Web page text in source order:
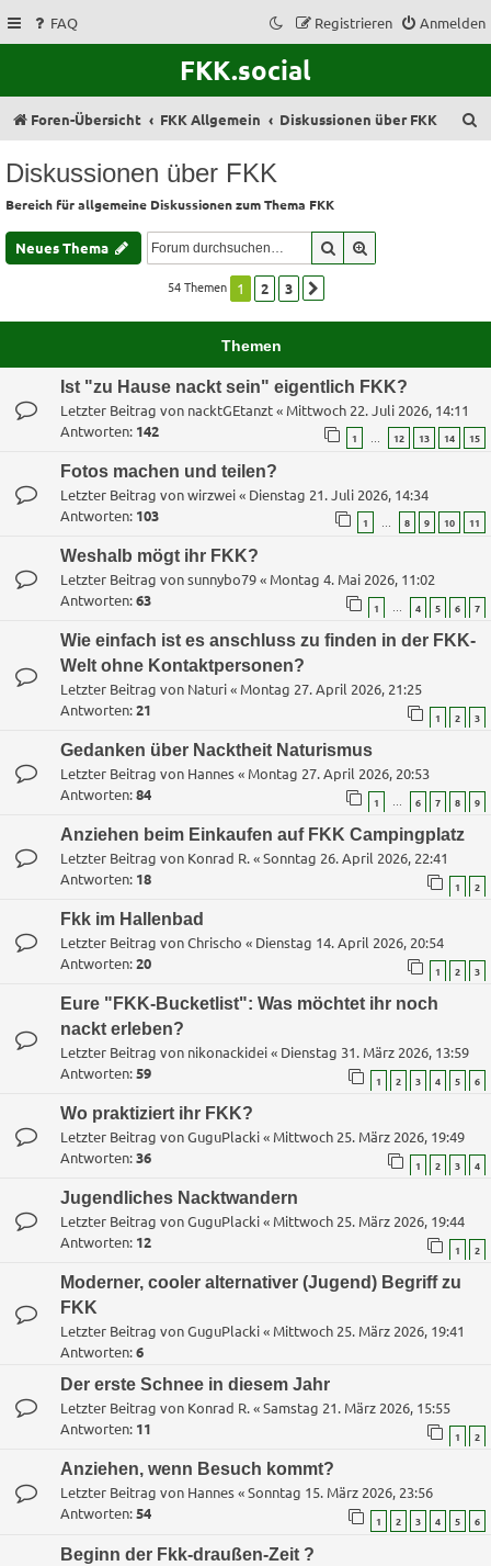
FAQ Anmelden
Registrieren
FKK.social
Foren-Übersicht FKK Allgemein Diskussionen über FKK
Diskussionen über FKK
Bereich für allgemeine Diskussionen zum Thema FKK
Neues Thema Suche
54 Themen 1 2 3
Themen
Ist "zu Hause nackt sein" eigentlich FKK?
Letzter Beitrag von nacktGEtanzt« Mittwoch 22. Juli 2026, 14:11
Antworten: 142 1 … 12 13 14 15
Fotos machen und teilen?
Letzter Beitrag vonwirzwei« Dienstag 21. Juli 2026, 14:34
Antworten: 103 1 … 8 9 10 11
Weshalb mögt ihr FKK?
Letzter Beitrag vonsunnybo79« Montag 4. Mai 2026, 11:02
Antworten:63 1 … 4 5 6 7
Wie einfach ist es anschluss zu finden in der FKK-
Welt ohne Kontaktpersonen?
Letzter Beitrag von Naturi« Montag 27. April 2026, 21:25
Antworten:21 1 2 3
Gedanken über Nacktheit Naturismus
Letzter Beitrag von Hannes« Montag 27. April 2026, 20:53
Antworten:84 1 … 6 7 8 9
Anziehen beim Einkaufen auf FKK Campingplatz
Letzter Beitrag von Konrad R.«Sonntag 26. April 2026, 22:41
Antworten: 18 1 2
Fkk im Hallenbad
Letzter Beitrag vonChrischo « Dienstag 14. April 2026, 20:54
Antworten:20 1 2 3
Eure "FKK-Bucketlist": Was möchtet ihr noch
nackt erleben?
Letzter Beitrag von nikonackidei« Dienstag 31. März 2026, 13:59
Antworten:59 1 2 3 4 5 6
Wo praktiziert ihr FKK?
Letzter Beitrag vonGuguPlacki« Mittwoch 25. März 2026, 19:49
Antworten:36 1 2 3 4
Jugendliches Nacktwandern
Letzter Beitrag vonGuguPlacki« Mittwoch 25. März 2026, 19:44
Antworten: 12 1 2
Moderner, cooler alternativer (Jugend) Begriff zu
FKK
Letzter Beitrag vonGuguPlacki« Mittwoch 25. März 2026, 19:41
Antworten:6
Der erste Schnee in diesem Jahr
Letzter Beitrag von Konrad R.«Samstag 21. März 2026, 15:55
Antworten: 11 1 2
Anziehen, wenn Besuch kommt?
Letzter Beitrag von Hannes«Sonntag 15. März 2026, 23:56
Antworten:54 1 2 3 4 5 6
Beginn der Fkk-draußen-Zeit ?